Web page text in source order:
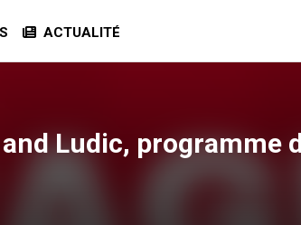
ACTUALITÉ
Ludic, programme